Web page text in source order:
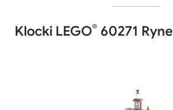
Klocki LEGO® 60271